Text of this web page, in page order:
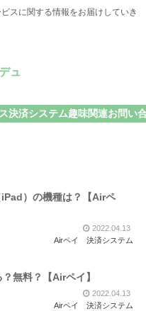
スに関する情報をお届けしていき
ュ
決済システム趣味関連お問い
）の機種は？【Airペ
2022.04.13
Airペイ
決済システム
無料？【Airペイ】
2022.04.13
Airペイ
決済システム